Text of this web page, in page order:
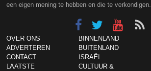
een eigen mening te hebben en die te verkondigen.
OVER ONS
ADVERTEREN
CONTACT
LAATSTE
BINNENLAND
BUITENLAND
ISRAËL
CULTUUR &